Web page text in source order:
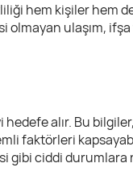
hem kişiler hem
ulaşım,
alır. Bu
faktörleri
gibi ciddi